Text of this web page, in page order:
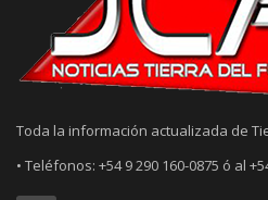
Toda la información actualizada de
• Teléfonos: +54 9 290 160-0875 ó al